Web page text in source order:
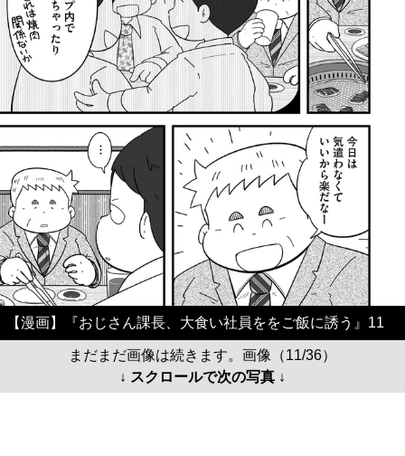
【漫画】『おじさん課長、大食い社員ををご飯に誘う』11
まだまだ画像は続きます。画像（11/36）
↓ スクロールで次の写真 ↓